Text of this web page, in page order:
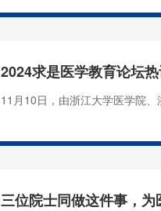
2024求是医学教育论坛
11月10日，由浙江大学医学院
三位院士同做这件事，